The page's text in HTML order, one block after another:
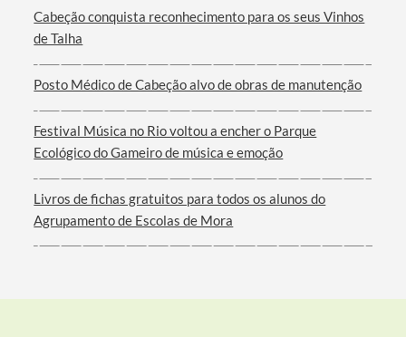
Filtros
Cabeção conquista reconhecimento para os seus Vinhos
de Talha
Posto Médico de Cabeção alvo de obras de manutenção
Festival Música no Rio voltou a encher o Parque
Ecológico do Gameiro de música e emoção
Livros de fichas gratuitos para todos os alunos do
Agrupamento de Escolas de Mora